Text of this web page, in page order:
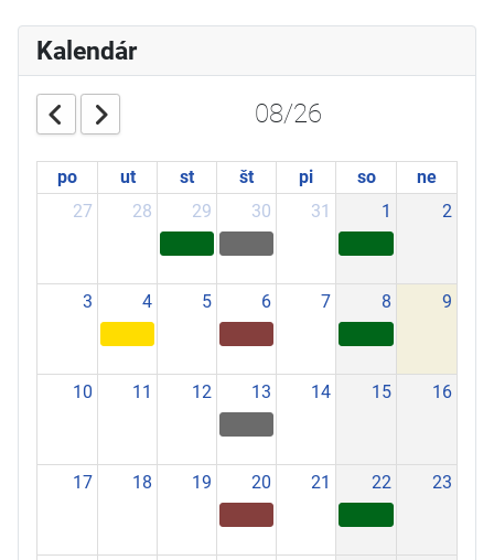
Kalendár
08/26
po ut st št pi so
ne
27
28 29 30 31 1 2
3 4 5 6 7 8 9
10 11 12 13 14 15 16
17 18 19 20 21 22 23